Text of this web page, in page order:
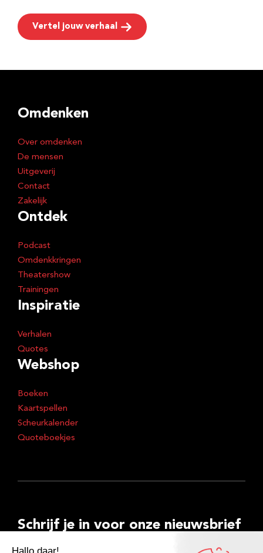
Vertel jouw verhaal
Omdenken
Over omdenken
De mensen
Uitgeverij
Contact
Zakelijk
Ontdek
Podcast
Omdenkkringen
Theatershow
Trainingen
Inspiratie
Verhalen
Quotes
Webshop
Boeken
Kaartspellen
Scheurkalender
Quoteboekjes
Schrijf je in voor onze nieuwsbrief